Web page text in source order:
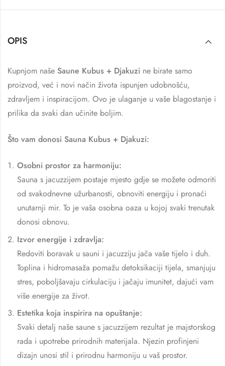
OPIS
Kupnjom naše Saune Kubus + Djakuzi ne birate samo
proizvod, već i novi način života ispunjen udobnošću,
zdravljem i inspiracijom. Ovo je ulaganje u vaše blagostanje i
prilika da svaki dan učinite boljim.
Što vam donosi Sauna Kubus + Djakuzi:
Osobni prostor za harmoniju:
Sauna s jacuzzijem postaje mjesto gdje se možete odmoriti
od svakodnevne užurbanosti, obnoviti energiju i pronaći
unutarnji mir. To je vaša osobna oaza u kojoj svaki trenutak
donosi obnovu.
Izvor energije i zdravlja:
Redoviti boravak u sauni i jacuzziju jača vaše tijelo i duh.
Toplina i hidromasaža pomažu detoksikaciji tijela, smanjuju
stres, poboljšavaju cirkulaciju i jačaju imunitet, dajući vam
više energije za život.
Estetika koja inspirira na opuštanje:
Svaki detalj naše saune s jacuzzijem rezultat je majstorskog
rada i upotrebe prirodnih materijala. Njezin profinjeni
dizajn unosi stil i prirodnu harmoniju u vaš prostor.